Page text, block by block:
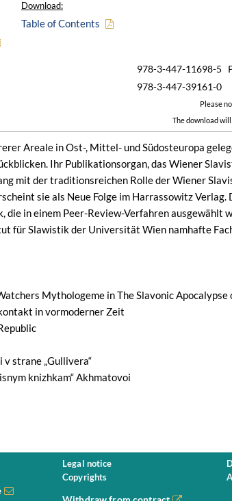
Download:
Table of Contents
978-3-447-11698-5
978-3-447-39161-0
Please
The download
Areale in Ost-, Mittel- und Südosteuropa
Ihr Publikationsorgan, das Wiener
mit der traditionsreichen Rolle der Wiener
sie als Neue Folge im Harrassowitz Verlag.
in einem Peer-Review-Verfahren ausgewählt
für Slawistik der Universität Wien namhafte
Mythologeme in The Slavonic Apocalypse
in vormoderner Zeit
strane „Gullivera“
knizhkam“ Akhmatovoi
Legal notice
Copyrights